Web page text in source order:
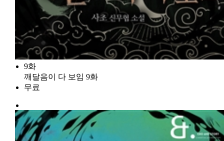
9화
깨달음이 다 보임 9화
무료